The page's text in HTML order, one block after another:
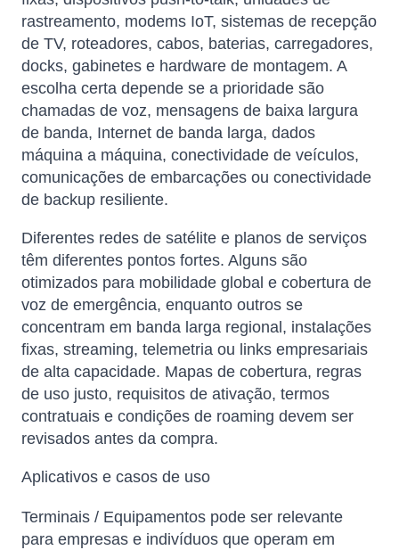
rastreamento, modems IoT, sistemas de recepção
de TV, roteadores, cabos, baterias, carregadores,
docks, gabinetes e hardware de montagem. A
escolha certa depende se a prioridade são
chamadas de voz, mensagens de baixa largura
de banda, Internet de banda larga, dados
máquina a máquina, conectividade de veículos,
comunicações de embarcações ou conectividade
de backup resiliente.
Diferentes redes de satélite e planos de serviços
têm diferentes pontos fortes. Alguns são
otimizados para mobilidade global e cobertura de
voz de emergência, enquanto outros se
concentram em banda larga regional, instalações
fixas, streaming, telemetria ou links empresariais
de alta capacidade. Mapas de cobertura, regras
de uso justo, requisitos de ativação, termos
contratuais e condições de roaming devem ser
revisados ​​antes da compra.
Aplicativos e casos de uso
Terminais / Equipamentos pode ser relevante
para empresas e indivíduos que operam em